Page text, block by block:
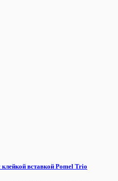
вставкой Pomel Trio